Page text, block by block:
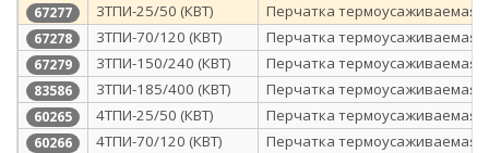
67277 3ТПИ-25/50 (КВТ) Перчатка термоусаживаемая
67278 3ТПИ-70/120 (КВТ) Перчатка термоусаживаемая
67279 3ТПИ-150/240 (КВТ) Перчатка термоусаживаемая
83586 3ТПИ-185/400 (КВТ) Перчатка термоусаживаемая
60265 4ТПИ-25/50 (КВТ) Перчатка термоусаживаемая
60266 4ТПИ-70/120 (КВТ) Перчатка термоусаживаемая